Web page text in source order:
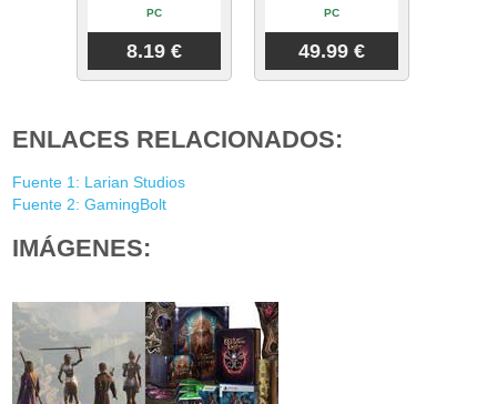
PC
8.19 €
PC
49.99 €
ENLACES RELACIONADOS:
Fuente 1: Larian Studios
Fuente 2: GamingBolt
IMÁGENES: